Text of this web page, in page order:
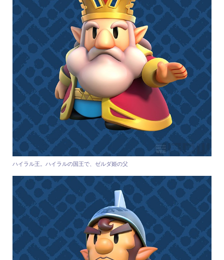
ハイラル王。ハイラルの国王で、ゼルダ姫の父